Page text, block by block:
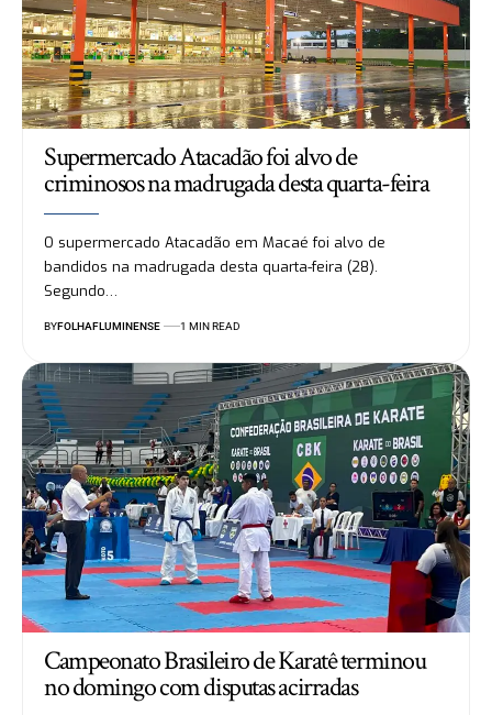
Supermercado Atacadão foi alvo de
criminosos na madrugada desta quarta-feira
O supermercado Atacadão em Macaé foi alvo de
bandidos na madrugada desta quarta-feira (28).
Segundo…
BYFOLHAFLUMINENSE 1 MIN READ
Campeonato Brasileiro de Karatê terminou
no domingo com disputas acirradas